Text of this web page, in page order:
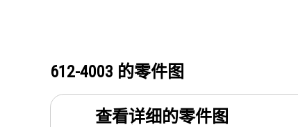
612-4003 的零件图
查看详细的零件图